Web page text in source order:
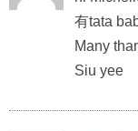
有tata
Many
Siu yee